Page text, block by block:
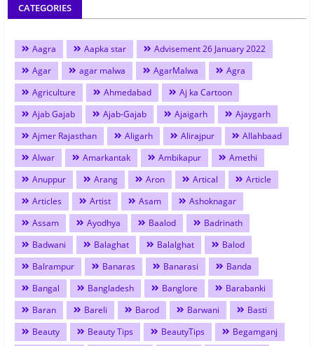
CATEGORIES
Aagra Aapka star
Advisement 26 January 2022
Agar
agar malwa AgarMalwa
Agra
Agriculture
Ahmedabad
Aj ka Cartoon
Ajab Gajab
Ajab-Gajab Ajaigarh
Ajaygarh
Ajmer Rajasthan
Aligarh Alirajpur
Allahbaad
Alwar
Amarkantak Ambikapur
Amethi
Anuppur
Arang Aron Artical
Article
Articles
Artist Asam
Ashoknagar
Assam
Ayodhya Baalod
Badrinath
Badwani
Balaghat Balalghat
Balod
Balrampur
Banaras Banarasi
Banda
Bangal
Bangladesh Banglore
Barabanki
Baran
Bareli Barod Barwani
Basti
Beauty
Beauty Tips BeautyTips
Begamganj